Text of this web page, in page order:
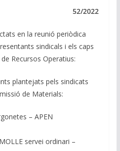
m n
k
52/2022
en la reunió periòdica
sindicals i els caps
Recursos Operatius:
plantejats pels sindicats
de Materials:
– APEN
servei ordinari –